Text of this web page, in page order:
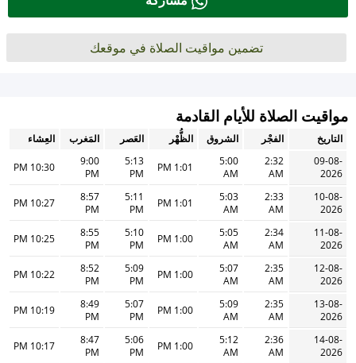
تضمين مواقيت الصلاة في موقعك
مواقيت الصلاة للأيام القادمة
التاريخ الفجْر الشروق الظُّهْر العَصر المَغرب
العِشاء
09-08-
2026
2:32
AM
5:00
AM
1:01 PM
5:13
PM
9:00
PM
10:30 PM
10-08-
2026
2:33
AM
5:03
AM
1:01 PM
5:11
PM
8:57
PM
10:27 PM
11-08-
2026
2:34
AM
5:05
AM
1:00 PM
5:10
PM
8:55
PM
10:25 PM
12-08-
2026
2:35
AM
5:07
AM
1:00 PM
5:09
PM
8:52
PM
10:22 PM
13-08-
2026
2:35
AM
5:09
AM
1:00 PM
5:07
PM
8:49
PM
10:19 PM
14-08-
2026
2:36
AM
5:12
AM
1:00 PM
5:06
PM
8:47
PM
10:17 PM